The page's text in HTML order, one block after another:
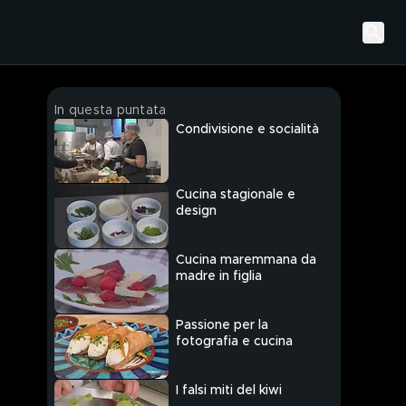
In questa puntata
Condivisione e socialità
Cucina stagionale e
design
Cucina maremmana da
madre in figlia
Passione per la
fotografia e cucina
I falsi miti del kiwi